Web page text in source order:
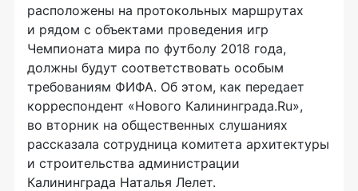
расположены на протокольных маршрутах
и рядом с объектами проведения игр
Чемпионата мира по футболу 2018 года,
должны будут соответствовать особым
требованиям ФИФА. Об этом, как передает
корреспондент «Нового Калининграда.Ru»,
во вторник на общественных слушаниях
рассказала сотрудница комитета архитектуры
и строительства администрации
Калининграда Наталья Лелет.